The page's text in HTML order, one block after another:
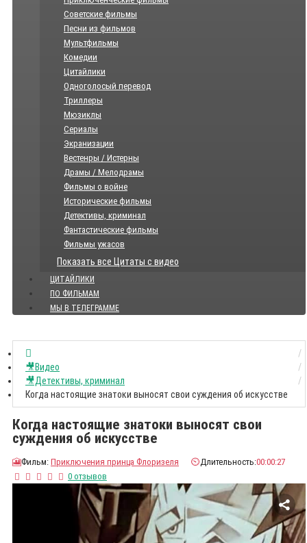
Советские фильмы
Песни из фильмов
Мультфильмы
Комедии
Цитайлики
Одноголосый перевод
Триллеры
Мюзиклы
Сериалы
Экранизации
Вестенры / Истерны
Драмы / Мелодрамы
Фильмы о войне
Исторические фильмы
Детективы, криминал
Фантастические фильмы
Фильмы ужасов
Показать все Цитаты с видео
ЦИТАЙЛИКИ
ПО ФИЛЬМАМ
МЫ В ТЕЛЕГРАММЕ
🎥Видео
🎥Детективы, криминал
Когда настоящие знатоки выносят свои суждения об искусстве
Когда настоящие знатоки выносят свои
суждения об искусстве
🎦Фильм: Приключения принца Флоризеля ⏲️Длительность:00:00:27
0 отзывов